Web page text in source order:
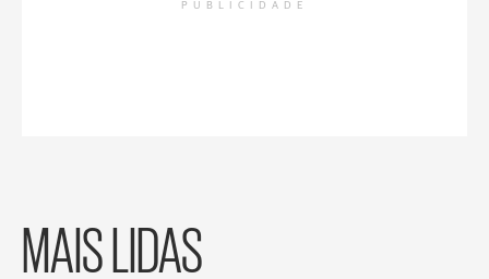
PUBLICIDADE
MAIS LIDAS